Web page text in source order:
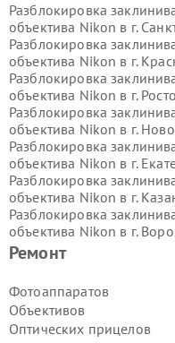
Ремонт
Фотоаппаратов
Объективов
Оптических прицелов
Разблокировка
объектива Nikon в г.
Разблокировка
объектива Nikon в г.
Разблокировка
объектива Nikon в г.
Разблокировка
объектива Nikon в г.
Разблокировка
объектива Nikon в г.
Разблокировка
объектива Nikon в г.
Разблокировка
объектива Nikon в г.
Разблокировка
Разблокировка
объектива Nikon в г.
Разблокировка
объектива Nikon в г.Пермь